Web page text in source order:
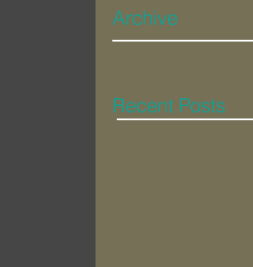
Archive
Recent Posts